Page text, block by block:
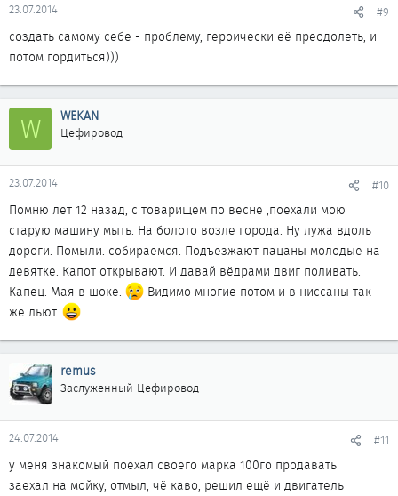
23.07.2014 #9
создать самому себе - проблему, героически её преодолеть, и
потом гордиться)))
W WEKAN
Цефировод
23.07.2014 #10
Помню лет 12 назад, с товарищем по весне ,поехали мою
старую машину мыть. На болото возле города. Ну лужа вдоль
дороги. Помыли. собираемся. Подъезжают пацаны молодые на
девятке. Капот открывают. И давай вёдрами двиг поливать.
Капец. Мая в шоке.
Видимо многие потом и в ниссаны так
же льют.
remus
Заслуженный Цефировод
24.07.2014 #11
у меня знакомый поехал своего марка 100го продавать
заехал на мойку, отмыл, чё каво, решил ещё и двигатель